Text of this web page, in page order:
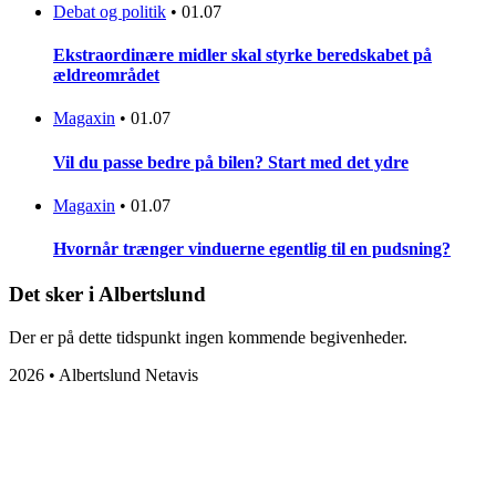
Debat og politik • 01.07
Ekstraordinære midler skal styrke beredskabet på
ældreområdet
Magaxin • 01.07
Vil du passe bedre på bilen? Start med det ydre
Magaxin • 01.07
Hvornår trænger vinduerne egentlig til en pudsning?
Det sker i Albertslund
Der er på dette tidspunkt ingen kommende begivenheder.
2026 • Albertslund Netavis